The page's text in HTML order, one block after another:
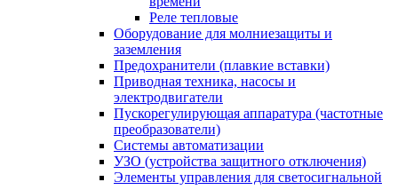
Реле тепловые
Оборудование для молниезащиты и
заземления
Предохранители (плавкие вставки)
Приводная техника, насосы и
электродвигатели
Пускорегулирующая аппаратура (частотные
преобразователи)
Системы автоматизации
УЗО (устройства защитного отключения)
Элементы управления для светосигнальной